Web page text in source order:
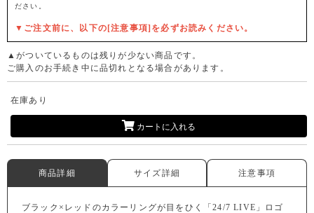
ださい。
▼ご注文前に、以下の[注意事項]を必ずお読みください。
▲がついているものは残りが少ない商品です。
ご購入のお手続き中に品切れとなる場合があります。
在庫あり
カートに入れる
商品詳細 サイズ詳細 注意事項
ブラック×レッドのカラーリングが目をひく「24/7 LIVE」ロゴ